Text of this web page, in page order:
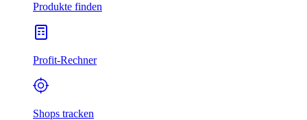
Produkte finden
Profit-Rechner
Shops tracken